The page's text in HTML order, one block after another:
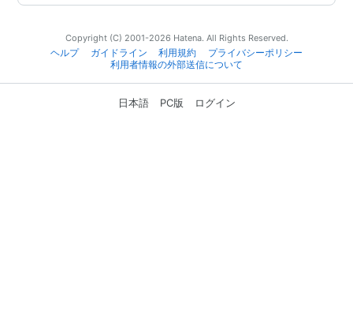
Copyright (C) 2001-2026 Hatena. All Rights Reserved.
ヘルプ
ガイドライン 利用規約
プライバシーポリシー
利用者情報の外部送信について
日本語 PC版 ログイン